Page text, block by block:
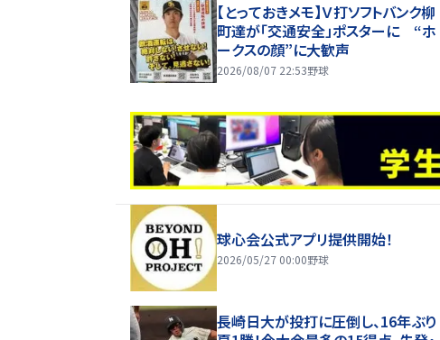
【とっておきメモ】Ｖ打ソフトバンク柳
町達が「交通安全」ポスターに “ホ
ークスの顔”に大歓声
2026/08/07 22:53野球
球心会公式アプリ提供開始！
2026/05/27 00:00野球
長崎日大が投打に圧倒し、16年ぶり